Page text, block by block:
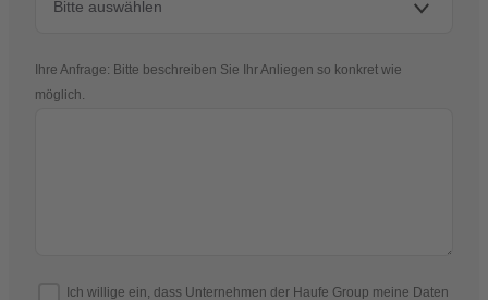
Ihre Anfrage: Bitte beschreiben Sie Ihr Anliegen so konkret wie
möglich.
Ich willige ein, dass Unternehmen der Haufe Group meine Daten